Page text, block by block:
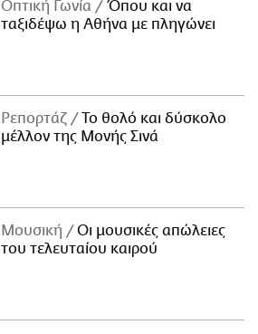
Οπτική Γωνία
Όπου και να
ταξιδέψω η Αθήνα με πληγώνει
Ρεπορτάζ
Το θολό και δύσκολο
μέλλον της Μονής Σινά
Μουσική
Οι μουσικές απώλειες
του τελευταίου καιρού